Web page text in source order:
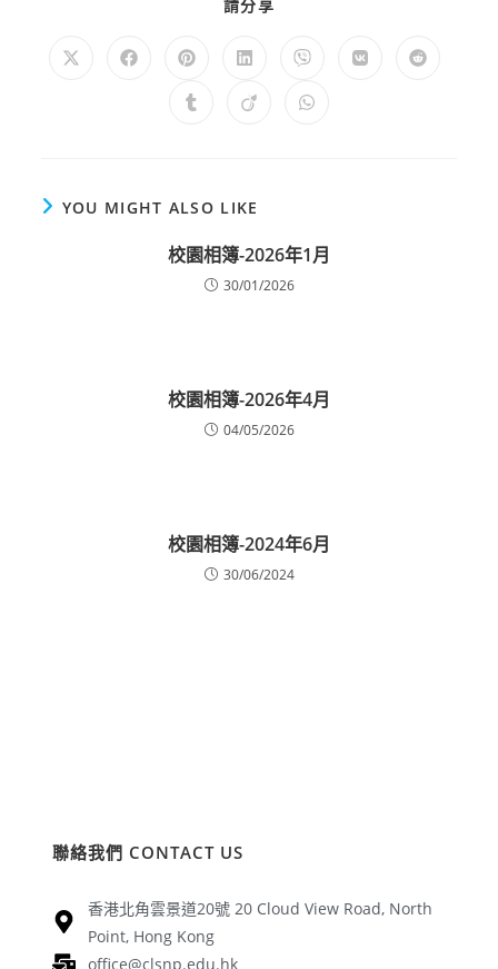
請分享
YOU MIGHT ALSO LIKE
校園相簿-2026年1月
30/01/2026
校園相簿-2026年4月
04/05/2026
校園相簿-2024年6月
30/06/2024
聯絡我們 CONTACT US
香港北角雲景道20號 20 Cloud View Road, North
Point, Hong Kong
office@clsnp.edu.hk